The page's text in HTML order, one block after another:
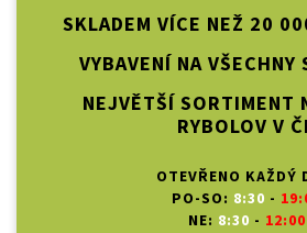
SKLADEM VÍCE NEŽ 20
VYBAVENÍ NA VŠECHNY
NEJVĚTŠÍ SORTIMENT
RYBOLOV V
OTEVŘENO KAŽDÝ
PO-SO: 8:30 -
NE: 8:30 - 12:00